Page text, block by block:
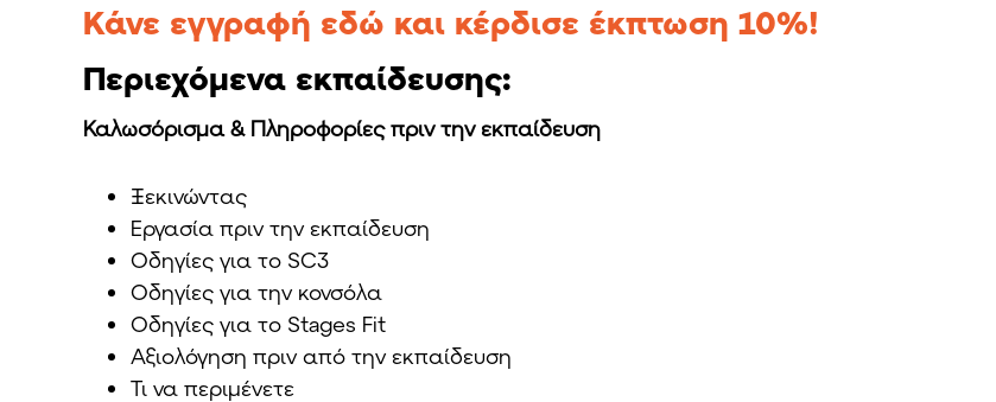
Κάνε εγγραφή εδώ και κέρδισε έκπτωση 10%!
Περιεχόμενα εκπαίδευσης:
Καλωσόρισμα & Πληροφορίες πριν την εκπαίδευση
Ξεκινώντας
Εργασία πριν την εκπαίδευση
Οδηγίες για το SC3
Οδηγίες για την κονσόλα
Οδηγίες για το Stages Fit
Αξιολόγηση πριν από την εκπαίδευση
Τι να περιμένετε